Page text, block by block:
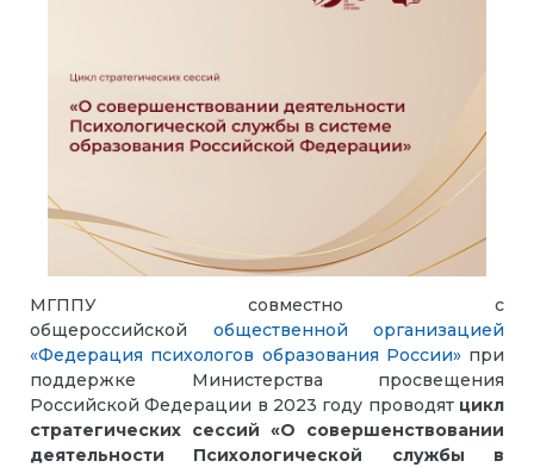
МГППУ совместно с
общероссийской
общественной организацией
«Федерация психологов образования России» при
поддержке Министерства просвещения
Российской Федерации в 2023 году проводят цикл
стратегических сессий «О совершенствовании
деятельности Психологической службы в